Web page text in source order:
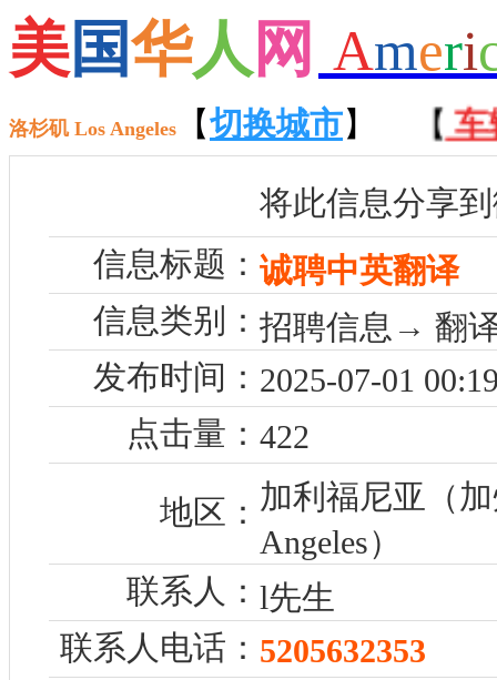
美国华人 网 Ameri
洛杉矶 Los Angeles 【切换城市】
聘】 【租房 】 【售房】 【 车
将此信息分享
信息标题： 诚聘中英翻译
信息类别： 招聘信息→ 翻
发布时间： 2025-07-01
点击量： 422
地区： 加利福尼亚（
Angeles）
联系人： l先生
联系人电话： 5205632353